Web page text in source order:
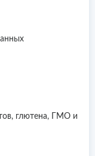
глютена, ГМО и